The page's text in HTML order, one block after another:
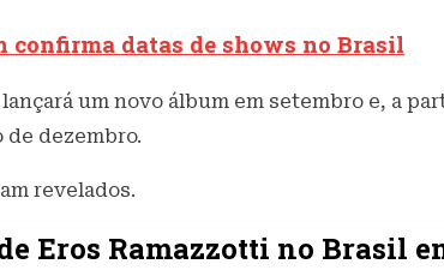
confirma datas de shows no Brasil
um novo álbum em setembro e, a
dezembro.
revelados.
Eros Ramazzotti no Brasil